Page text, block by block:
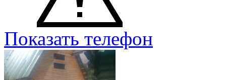
Показать телефон